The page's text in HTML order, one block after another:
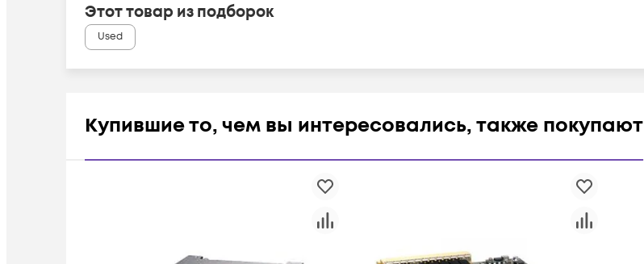
Этот товар из подборок
Used
Купившие то, чем вы интересовались, также покупают